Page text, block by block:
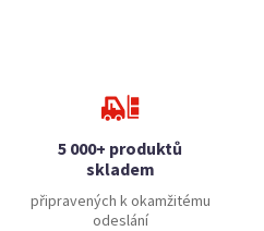
5 000+ produktů
skladem
připravených k okamžitému
odeslání